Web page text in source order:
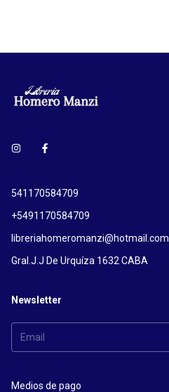
541170584709
+5491170584709
libreriahomeromanzi@hotmail.com
Gral.J.J De Urquíza 1632 CABA
Newsletter
Medios de pago